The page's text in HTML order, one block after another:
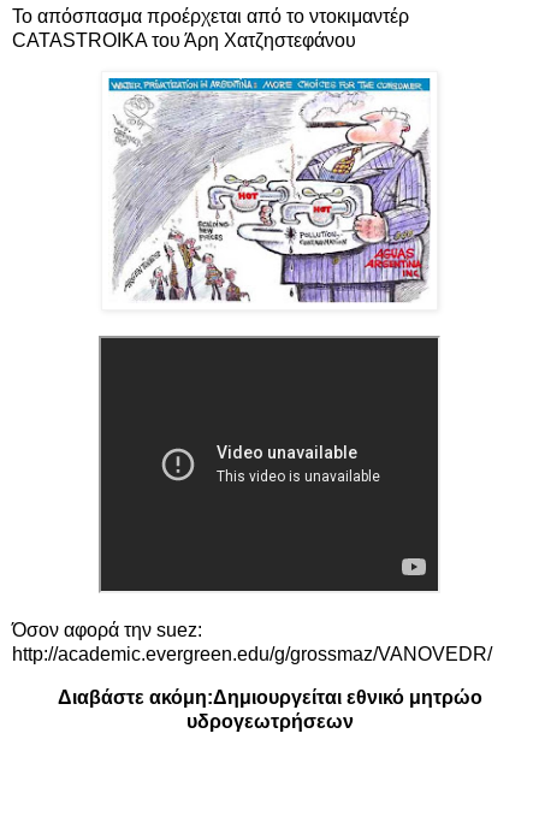
Το απόσπασμα προέρχεται από το ντοκιμαντέρ
CATASTROIKAτου Άρη Χατζηστεφάνου
Όσον αφορά την suez:
http://academic.evergreen.edu/g/grossmaz/VANOVEDR/
Διαβάστε ακόμη:Δημιουργείται εθνικό μητρώο
υδρογεωτρήσεων